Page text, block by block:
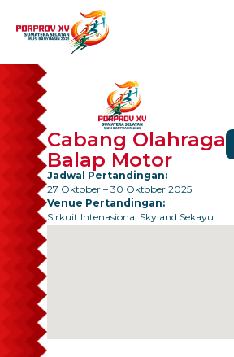
Cabang Olahraga
Balap Motor
Jadwal Pertandingan:
27 Oktober – 30 Oktober 2025
Venue Pertandingan:
Sirkuit Intenasional Skyland Sekayu